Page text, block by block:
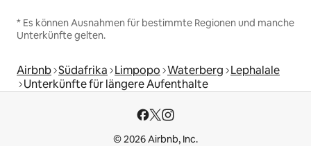
* Es können Ausnahmen für bestimmte Regionen und manche
Unterkünfte gelten.
Airbnb Südafrika Limpopo Waterberg Lephalale
Unterkünfte für längere Aufenthalte
© 2026 Airbnb, Inc.